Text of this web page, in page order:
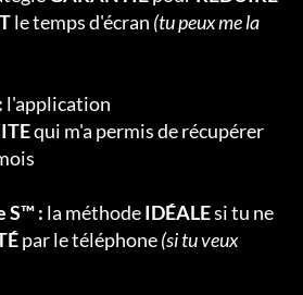
le temps d'écran (tu peux me la
l'application
qui m'a permis de récupérer
S™ : la méthodeIDÉALEsi tu ne
par le téléphone(si tu veux